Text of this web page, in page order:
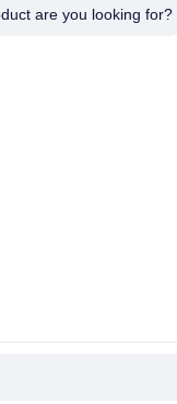
Co. Ltd
are you looking for?